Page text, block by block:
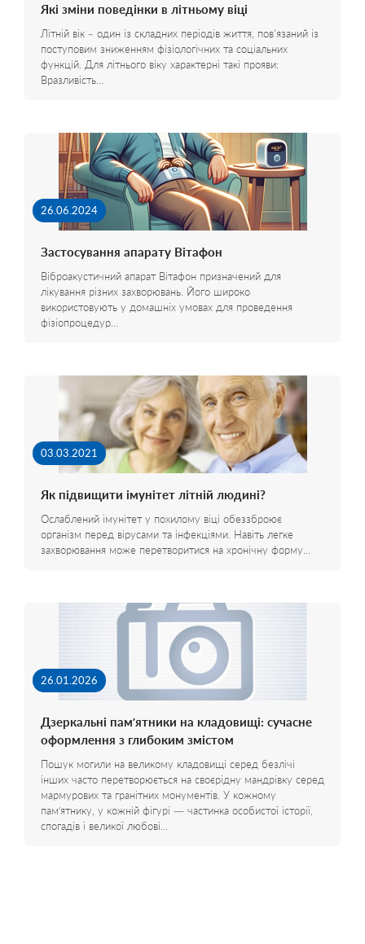
Які зміни поведінки в літньому віці
Літній вік – один із складних періодів життя, пов'язаний із
поступовим зниженням фізіологічних та соціальних
функцій. Для літнього віку характерні такі прояви:
Вразливість…
26.06.2024
Застосування апарату Вітафон
Віброакустичний апарат Вітафон призначений для
лікування різних захворювань. Його широко
використовують у домашніх умовах для проведення
фізіопроцедур…
03.03.2021
Як підвищити імунітет літній людині?
Ослаблений імунітет у похилому віці обеззброює
організм перед вірусами та інфекціями. Навіть легке
захворювання може перетворитися на хронічну форму…
26.01.2026
Дзеркальні пам’ятники на кладовищі: сучасне
оформлення з глибоким змістом
Пошук могили на великому кладовищі серед безлічі
інших часто перетворюється на своєрідну мандрівку серед
мармурових та гранітних монументів. У кожному
пам’ятнику, у кожній фігурі — частинка особистої історії,
спогадів і великої любові…